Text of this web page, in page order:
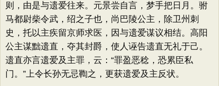
则，由是与遗爱往来。元景尝自言，梦手把日月。驸
马都尉柴令武，绍之子也，尚巴陵公主，除卫州刺
史，托以主疾留京师求医，因与遗爱谋议相结。高阳
公主谋黜遗直，夺其封爵，使人诬告遗直无礼于己。
遗直亦言遗爱及主罪，云：“罪盈恶稔，恐累臣私
门。”上令长孙无忌鞫之，更获遗爱及主反状。